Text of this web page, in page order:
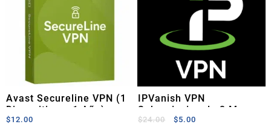
Avast Secureline VPN (1
Dispositivo – 1 Año)
$12.00
IPVanish VPN
Subscripcion de 2 Meses
$24.00
El
$5.00